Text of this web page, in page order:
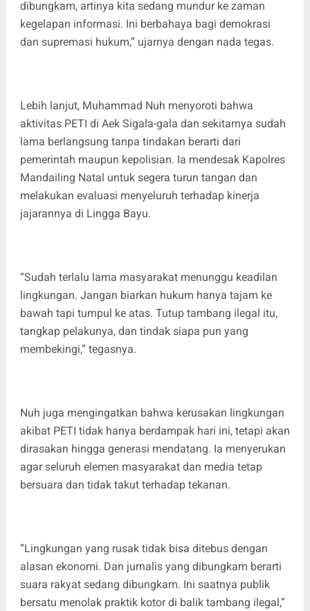
dibungkam, artinya kita sedang mundur ke zaman
kegelapan informasi. Ini berbahaya bagi demokrasi
dan supremasi hukum,” ujarnya dengan nada tegas.
Lebih lanjut, Muhammad Nuh menyoroti bahwa
aktivitas PETI di Aek Sigala-gala dan sekitarnya sudah
lama berlangsung tanpa tindakan berarti dari
pemerintah maupun kepolisian. Ia mendesak Kapolres
Mandailing Natal untuk segera turun tangan dan
melakukan evaluasi menyeluruh terhadap kinerja
jajarannya di Lingga Bayu.
“Sudah terlalu lama masyarakat menunggu keadilan
lingkungan. Jangan biarkan hukum hanya tajam ke
bawah tapi tumpul ke atas. Tutup tambang ilegal itu,
tangkap pelakunya, dan tindak siapa pun yang
membekingi,” tegasnya.
Nuh juga mengingatkan bahwa kerusakan lingkungan
akibat PETI tidak hanya berdampak hari ini, tetapi akan
dirasakan hingga generasi mendatang. Ia menyerukan
agar seluruh elemen masyarakat dan media tetap
bersuara dan tidak takut terhadap tekanan.
“Lingkungan yang rusak tidak bisa ditebus dengan
alasan ekonomi. Dan jurnalis yang dibungkam berarti
suara rakyat sedang dibungkam. Ini saatnya publik
bersatu menolak praktik kotor di balik tambang ilegal,”